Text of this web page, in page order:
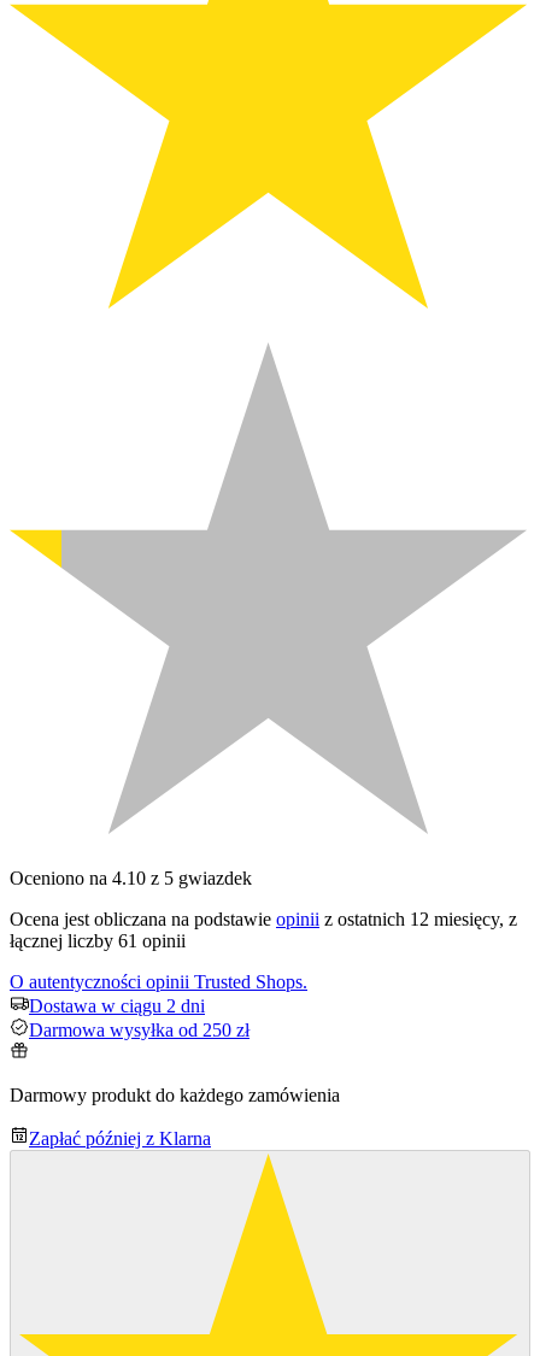
Oceniono na 4.10 z 5 gwiazdek
Ocena jest obliczana na podstawie opinii z ostatnich 12 miesięcy, z
łącznej liczby 61 opinii
O autentyczności opinii Trusted Shops.
Dostawa w ciągu 2 dni
Darmowa wysyłka od 250 zł
Darmowy produkt do każdego zamówienia
Zapłać później z Klarna